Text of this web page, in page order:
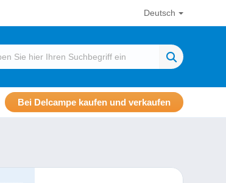
Deutsch
Bei Delcampe kaufen und verkaufen